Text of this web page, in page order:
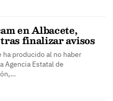
en Albacete,
finalizar avisos
ha producido al no haber
Agencia Estatal de